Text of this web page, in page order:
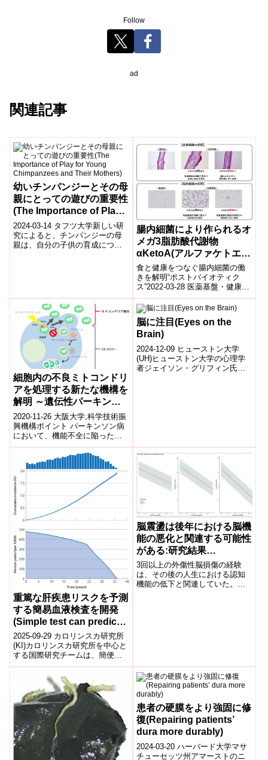
Follow
ad
関連記事
幼いチンパンジーとその母
親にとっての遊びの重要性
(The Importance of Play
for Young Chimpanzees
and Their Mothers)
2024-03-14 タフツ大学新しい研
究によると、チンパンジーの母
親は、自分の子供の育成につい
腸内細菌により作られるオ
メガ3脂肪酸代謝物
αKetoA(アルファケトエ
ー)の抗炎症作用 アレルギ
ー性皮膚炎や糖尿病を抑制
食と健康をつなぐ腸内細菌の働
きを解明“ポストバイオティク
ス”2022-03-28 医薬基盤・健康・
栄養研究所,日本医療研究開発機
構研究成果のポイントアマニ油
やエ...
細胞内の不良ミトコンドリ
アを処理する新たな機構を
解明 ～遺伝性パーキンソ
ン病の治療法開発に期待～
2020-11-26 大阪大学,科学技術振
興機構ポイント パーキンソン病
において、機能不全に陥ったミ
トコンドリアを処理する新たな
機構として、機能不全ミトコン
ドリ...
脳に注目(Eyes on the
Brain)
2024-12-09 ヒューストン大学
(UH)ヒューストン大学の心理学
者ジェイソン・グリフィン氏
重篤な肝疾患リスクを予測
する簡易血液検査を開発
(Simple test can predict
risk of severe liver
disease)
2025-09-29 カロリンスカ研究所
(KI)カロリンスカ研究所を中心と
する国際研究チームは、簡便な
血液検査によって10年以内の重
篤な肝疾患リスクを予測でき
脳震盪は後年における脳機
能の悪化と関連する可能性
がある:研究結果
(Concussions may be
associated with worse
brain function at later
3回以上の外傷性脳損傷の経験
は、その後の人生における認知
機能の低下と関連していた。
患者の硬膜をより強固に修
復(Repairing patients’
dura more durably)
2024-03-20 ハーバード大学マサ
チューセッツ州アマーストのニ